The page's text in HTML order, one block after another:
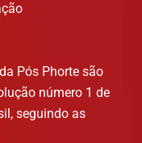
Pós Phorte são
número 1 de
seguindo as